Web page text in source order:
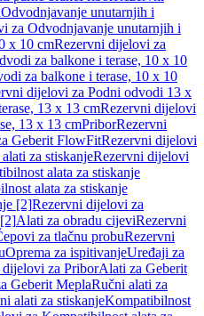
Odvodnjavanje unutarnjih i
za Odvodnjavanje unutarnjih i
x 10 cmRezervni dijelovi za
za balkone i terase, 10 x 10
za balkone i terase, 10 x 10
dijelovi za Podni odvodi 13 x
13 x 13 cmRezervni dijelovi
13 x 13 cmPriborRezervni
Geberit FlowFitRezervni dijelovi
za stiskanjeRezervni dijelovi
alata za stiskanje
alata za stiskanje
[2]Rezervni dijelovi za
Alati za obradu cijeviRezervni
za tlačnu probuRezervni
Oprema za ispitivanjeUređaji za
za PriborAlati za Geberit
Geberit MeplaRučni alati za
alati za stiskanjeKompatibilnost